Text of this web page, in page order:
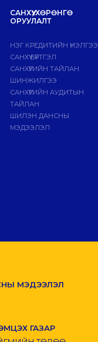
САНХҮҮ, ХӨРӨНГӨ
ОРУУЛАЛТ
НЭГ КРЕДИТИЙН ҮНЭЛГЭЭ
САНХҮҮ БҮРТГЭЛ
САНХҮҮГИЙН ТАЙЛАН
ШИНЖИЛГЭЭ
САНХҮҮГИЙН АУДИТЫН
ТАЙЛАН
ШИЛЭН ДАНСНЫ
МЭДЭЭЛЭЛ
МЭДЭЭЛЭЛ
ГАЗАР